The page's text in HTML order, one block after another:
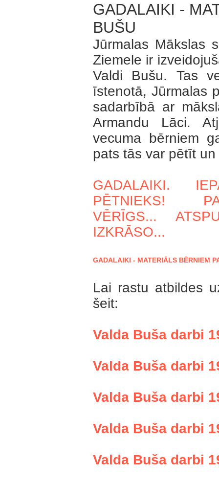
GADALAIKI -
BUŠU
Jūrmalas Mākslas
Ziemele ir
Valdi Bušu. Tas
īstenotā, Jūrmalas
sadarbībā ar
Armandu Lāci.
vecuma bērniem
pats tās var pētīt
GADALAIKI.
PĒTNIEKS!
VĒRĪGS...
IZKRĀSO...
GADALAIKI - MATERIĀLS BĒRNIEM
Lai rastu atbildes
šeit:
Valda Buša darbi
Valda Buša darbi
Valda Buša darbi
Valda Buša darbi
Valda Buša darbi